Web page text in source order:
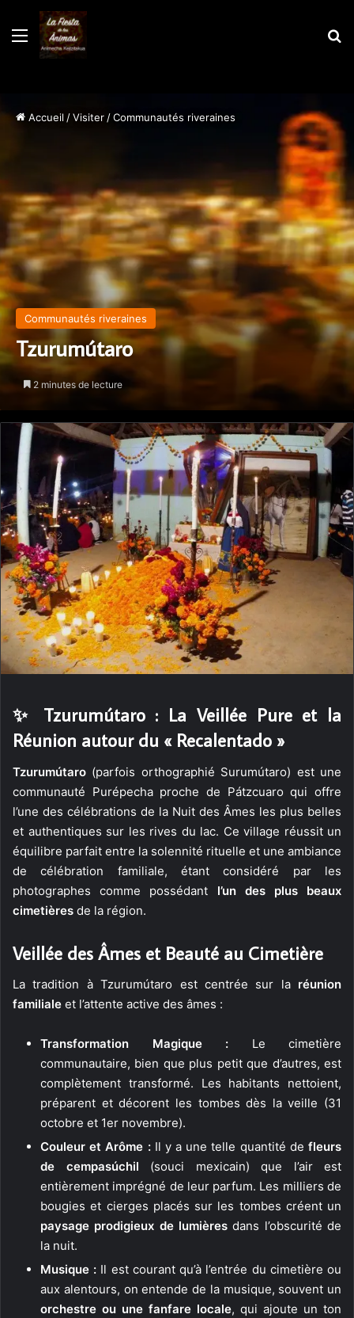
Menu
Accueil /Visiter /Communautés riveraines
Communautés riveraines
Tzurumútaro
2 minutes de lecture
✨ Tzurumútaro : La Veillée Pure et la
Réunion autour du « Recalentado »
Tzurumútaro (parfois orthographié Surumútaro) est une
communauté Purépecha proche de Pátzcuaro qui offre
l’une des célébrations de la Nuit des Âmes les plus belles
et authentiques sur les rives du lac. Ce village réussit un
équilibre parfait entre la solennité rituelle et une ambiance
de célébration familiale, étant considéré par les
photographes comme possédant l’un des plus beaux
cimetières de la région.
Veillée des Âmes et Beauté au Cimetière
La tradition à Tzurumútaro est centrée sur la réunion
familiale et l’attente active des âmes :
Transformation Magique : Le cimetière
communautaire, bien que plus petit que d’autres, est
complètement transformé. Les habitants nettoient,
préparent et décorent les tombes dès la veille (31
octobre et 1er novembre).
Couleur et Arôme :Il y a une telle quantité defleurs
de cempasúchil (souci mexicain) que l’air est
entièrement imprégné de leur parfum. Les milliers de
bougies et cierges placés sur les tombes créent un
paysage prodigieux de lumières dans l’obscurité de
la nuit.
Musique : Il est courant qu’à l’entrée du cimetière ou
aux alentours, on entende de la musique, souvent un
orchestre ou une fanfare locale, qui ajoute un ton